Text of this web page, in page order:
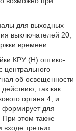
для выходных
выключателей 20,
времени.
КРУ (Н) оптико-
центрального
об освещенности
так как
органа 4, и
формирует для
При этом также
третьих